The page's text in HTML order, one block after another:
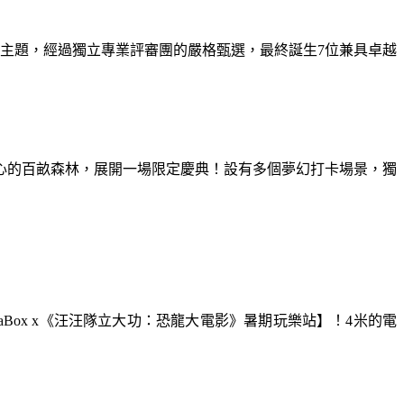
題，經過獨立專業評審團的嚴格甄選，最終誕生7位兼具卓越
x《汪汪隊立大功：恐龍大電影》暑期玩樂站】！4米的電
百畝森林，展開一場限定慶典！設有多個夢幻打卡場景，獨